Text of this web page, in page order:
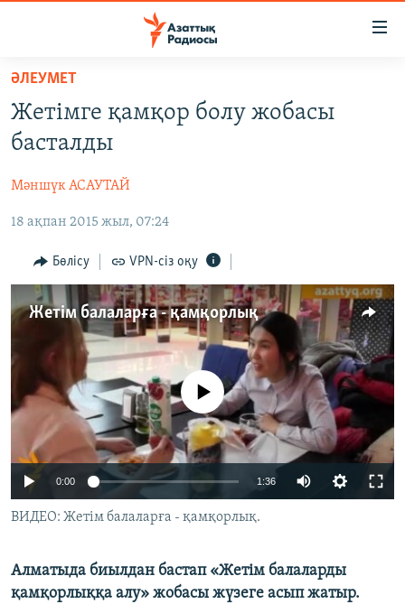
Skip
main
content
to
Navigation
Search
САЯСАТ
ҚАҢТАР ОҚИҒАСЫ
АДАМ ҚҰҚЫҚТАРЫ
ӘЛЕУМЕТ
ӘЛЕМ
АРНАЙЫ ЖОБАЛАР
Русский
ЖАЗЫЛЫҢЫЗ
Басқа тілдерде
ӘЛЕУМЕТ
Жетімге қамқор болу жобасы
басталды
Мәншүк АСАУТАЙ
18 ақпан 2015 жыл, 07:24
Бөлісу VPN-сіз оқу
Жетім балаларға - қамқорлық
No media source currently available
0:00 1:36
ВИДЕО: Жетім балаларға - қамқорлық.
Алматыда биылдан бастап «Жетім балаларды
қамқорлыққа алу» жобасы жүзеге асып жатыр.